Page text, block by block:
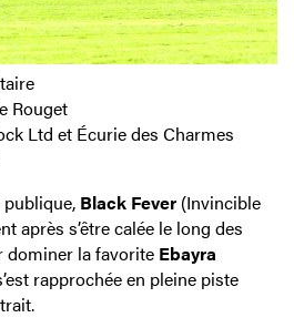
Rouget
Ltd et Écurie des Charmes
Black Fever (Invincible
après s’être calée le long des
dominer la favorite Ebayra
rapprochée en pleine piste